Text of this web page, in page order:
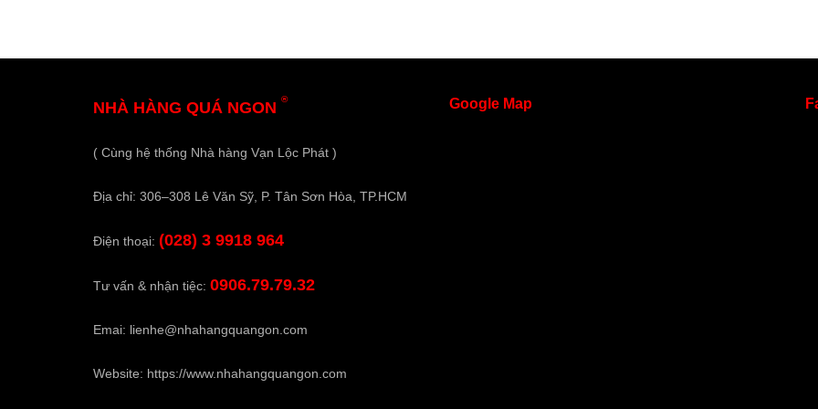
NHÀ HÀNG QUÁ NGON ®
( Cùng hệ thống Nhà hàng Vạn Lộc Phát )
Địa chỉ: 306–308 Lê Văn Sỹ, P. Tân Sơn Hòa, TP.HCM
Điện thoại: (028) 3 9918 964
Tư vấn & nhận tiệc: 0906.79.79.32
Emai: lienhe@nhahangquangon.com
Website: https://www.nhahangquangon.com
Google Map